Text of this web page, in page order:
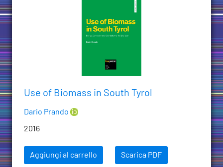
Use of Biomass in South Tyrol
Dario Prando
2016
Aggiungi al carrello Scarica PDF